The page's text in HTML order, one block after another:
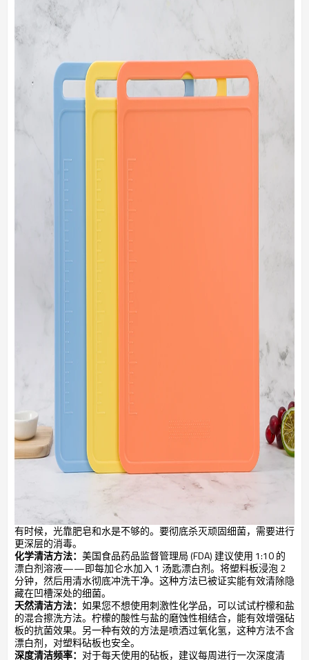
有时候，光靠肥皂和水是不够的。要彻底杀灭顽固细菌，需要进行
更深层的消毒。
化学清洁方法： 美国食品药品监督管理局 (FDA) 建议使用 1:10 的
漂白剂溶液——即每加仑水加入 1 汤匙漂白剂。将塑料板浸泡 2
分钟，然后用清水彻底冲洗干净。这种方法已被证实能有效清除隐
藏在凹槽深处的细菌。
天然清洁方法： 如果您不想使用刺激性化学品，可以试试柠檬和盐
的混合擦洗方法。柠檬的酸性与盐的磨蚀性相结合，能有效增强砧
板的抗菌效果。另一种有效的方法是喷洒过氧化氢，这种方法不含
漂白剂，对塑料砧板也安全。
深度清洁频率： 对于每天使用的砧板，建议每周进行一次深度清